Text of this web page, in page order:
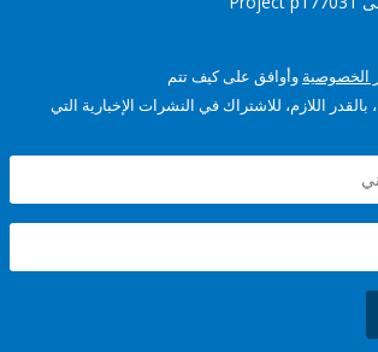
وأوافق على كيف تتم
للاشتراك في النشرات الإخبارية التي